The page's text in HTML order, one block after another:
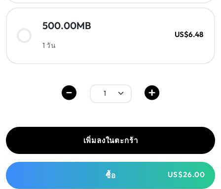
500.00MB
1 วัน
US$6.48
เพิ่มลงในตะกร้า
ซื้อ US$26.00